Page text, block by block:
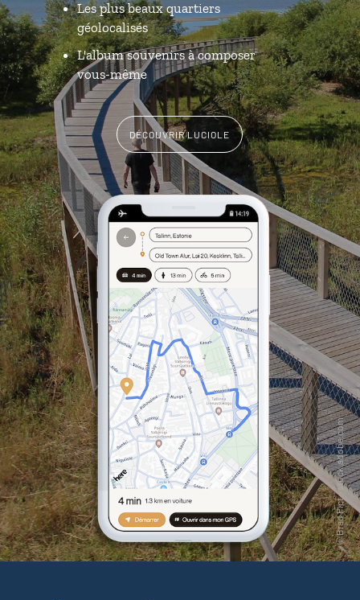
Les plus beaux quartiers
géolocalisés
L'album souvenirs à composer
vous-même
DÉCOUVRIR LUCIOLE